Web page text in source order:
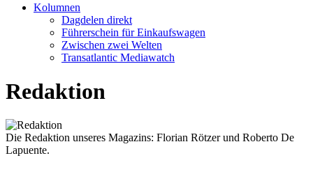
Kolumnen
Dagdelen direkt
Führerschein für Einkaufswagen
Zwischen zwei Welten
Transatlantic Mediawatch
Redaktion
Die Redaktion unseres Magazins: Florian Rötzer und Roberto De
Lapuente.